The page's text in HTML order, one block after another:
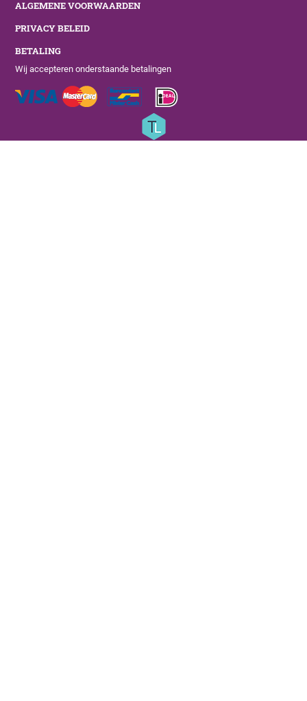
ALGEMENE VOORWAARDEN
PRIVACY BELEID
BETALING
Wij accepteren onderstaande betalingen